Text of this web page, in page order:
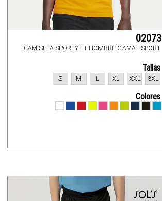
02073
CAMISETA SPORTY TT HOMBRE-GAMA ESPORT
Tallas
3XL
XXL
XL
L
M
S
Colores